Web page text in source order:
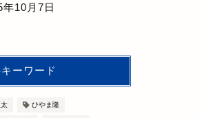
年10月7日
ーワード
ひやま隆